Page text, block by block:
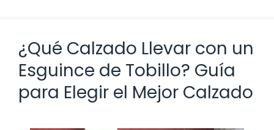
¿Qué Calzado Llevar con un
Esguince de Tobillo? Guía
para Elegir el Mejor Calzado